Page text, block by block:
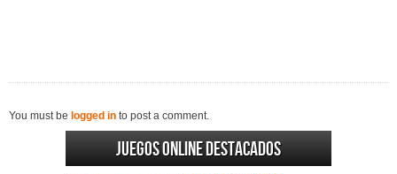
You must be logged in to post a comment.
Juegos online destacados